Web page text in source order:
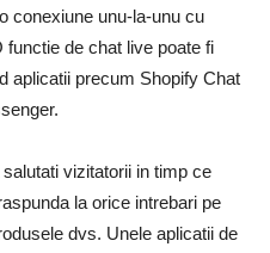
conexiune unu-la-unu cu
de chat live poate fi
aplicatii precum Shopify Chat
vizitatorii in timp ce
la orice intrebari pe
dvs. Unele aplicatii de